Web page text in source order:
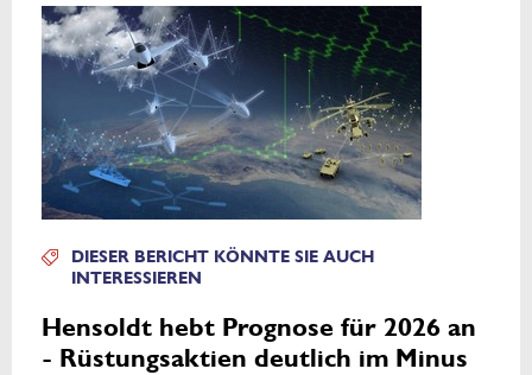
DIESER BERICHT KÖNNTE SIE AUCH
INTERESSIEREN
Hensoldt hebt Prognose für 2026 an
- Rüstungsaktien deutlich im Minus